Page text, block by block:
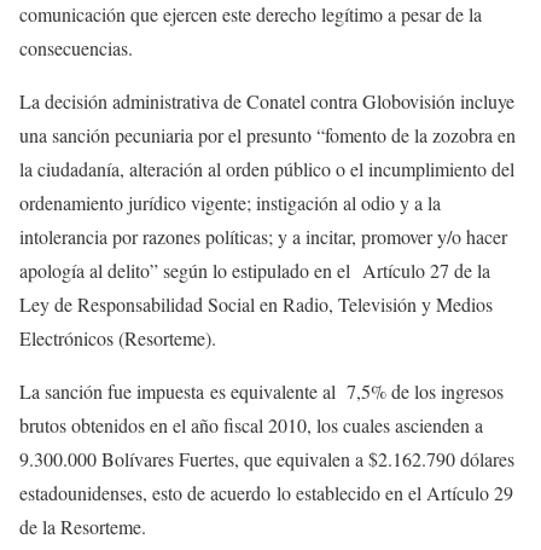
comunicación que ejercen este derecho legítimo a pesar de la
consecuencias.
La decisión administrativa de Conatel contra Globovisión incluye
una sanción pecuniaria por el presunto “fomento de la zozobra en
la ciudadanía, alteración al orden público o el incumplimiento del
ordenamiento jurídico vigente; instigación al odio y a la
intolerancia por razones políticas; y a incitar, promover y/o hacer
apología al delito” según lo estipulado en el Artículo 27 de la
Ley de Responsabilidad Social en Radio, Televisión y Medios
Electrónicos (Resorteme).
La sanción fue impuesta es equivalente al 7,5% de los ingresos
brutos obtenidos en el año fiscal 2010, los cuales ascienden a
9.300.000 Bolívares Fuertes, que equivalen a $2.162.790 dólares
estadounidenses, esto de acuerdo lo establecido en el Artículo 29
de la Resorteme.